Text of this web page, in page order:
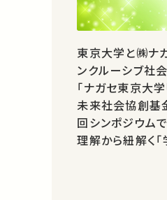
東京大学と㈱ナ
ンクルーシブ社
「ナガセ東京大
未来社会協創基
回シンポジウム
理解から紐解く